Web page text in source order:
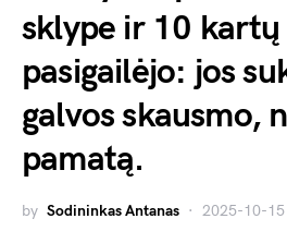
sklype ir 10 kartų
pasigailėjo: jos
galvos skausmo,
pamatą.
by Sodininkas Antanas 2025-10-15